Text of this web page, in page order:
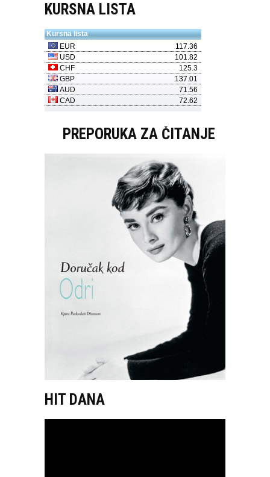
KURSNA LISTA
PREPORUKA ZA ČITANJE
HIT DANA